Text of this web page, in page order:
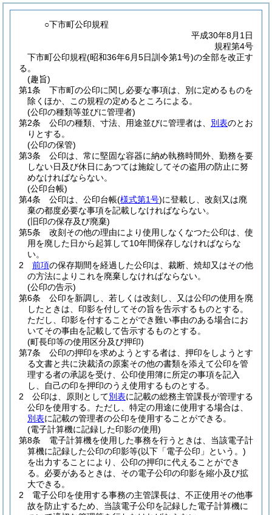
○下市町公印規程
平成30年8月1日
規程第4号
下市町公印規程(昭和36年6月5日訓令第1号)の全部を改正す
る。
(趣旨)
第1条
下市町の公印に関し必要な事項は、別に定めるものを
除くほか、この規程の定めるところによる。
(公印の種類等並びに管理者)
第2条
公印の種類、寸法、用途並びに管理者は、 別表のとお
りとする。
(公印の保管)
第3条
公印は、常に堅固な容器に納め執務時間外、勤務を要
しない日及び休日にあつては施錠してその盗用の防止に努
めなければならない。
(公印台帳)
第4条
公印は、公印台帳(様式第1号)に登載し、改刻又は廃
棄の都度必要な事項を記載しなければならない。
(旧印の保存及び廃棄)
第5条
改刻その他の理由により使用しなくなつた公印は、使
用を廃した日から起算して10年間保存しなければならな
い。
2
前項の保存期間を経過した公印は、裁断、焼却又はその他
の方法によりこれを廃棄しなければならない。
(公印の告示)
第6条
公印を新調し、若しくは改刻し、又は公印の使用を廃
したときは、印影を付してその旨を告示するものとする。
ただし、印影を付することができ難い事由のある場合にお
いてその事由を記載して告示するものとする。
(町長印等の使用区分及び押印)
第7条
公印の押印を求めようとする者は、押印をしようとす
る文書と共に決裁済の原案その他の書類を添えて公印を管
理する者の承認を受け、公印使用簿に所定の事項を記入
し、自己の印を押印のうえ使用するものとする。
2
公印は、原則として別表に記載の総務主管課長が管理する
公印を使用する。 ただし、特定の用途に使用する場合は、
別表に記載の管理者の公印を使用することができる。
(電子計算機に記録した印影の使用)
第8条
電子計算機を使用した事務を行うときは、当該電子計
算機に記録した公印の印影等(以下「電子公印」という。)
を出力することにより、公印の押印に代えることができ
る。 必要があるときは、その電子公印の印影を縮小及び拡
大できる。
2
電子公印を使用する事務の主管課長は、不正使用その他事
故を防止するため、当該電子公印を記録した電子計算機に